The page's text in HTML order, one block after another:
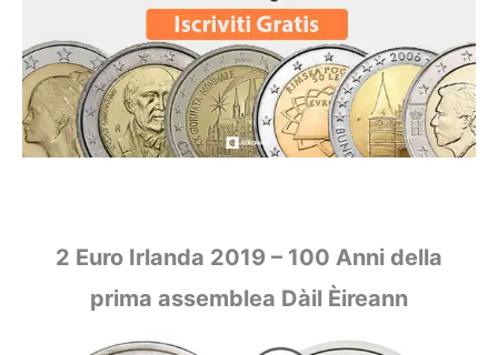
2 Euro Irlanda 2019 – 100 Anni della
prima assemblea Dàil Èireann